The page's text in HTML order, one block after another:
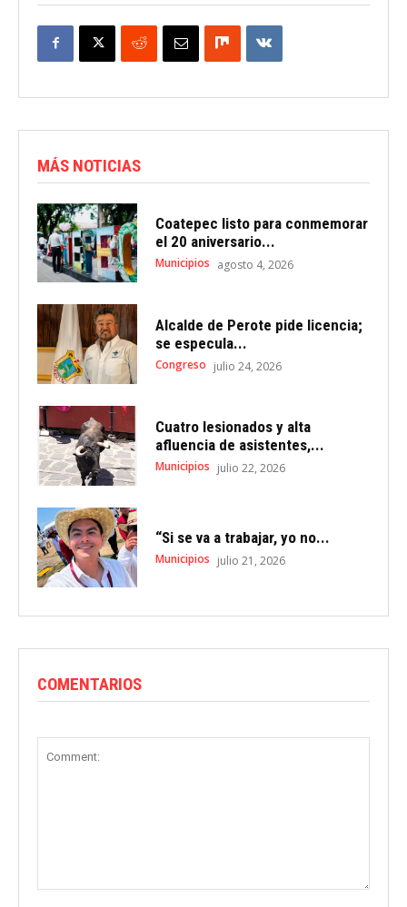
MÁS NOTICIAS
Coatepec listo para conmemorar
el 20 aniversario...
Municipios agosto 4, 2026
Alcalde de Perote pide licencia;
se especula...
Congreso julio 24, 2026
Cuatro lesionados y alta
afluencia de asistentes,...
Municipios julio 22, 2026
“Si se va a trabajar, yo no...
Municipios julio 21, 2026
COMENTARIOS